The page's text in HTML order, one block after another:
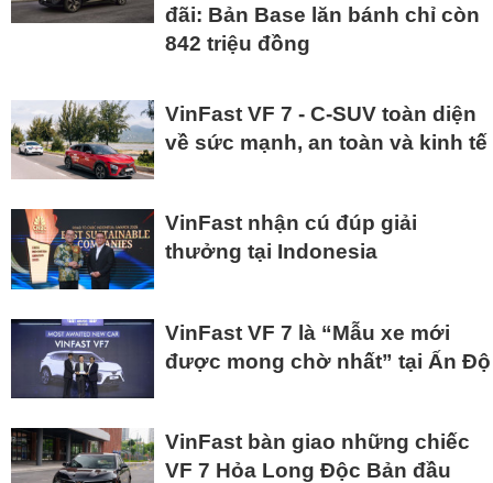
đãi: Bản Base lăn bánh chỉ còn
842 triệu đồng
VinFast VF 7 - C-SUV toàn diện
về sức mạnh, an toàn và kinh tế
VinFast nhận cú đúp giải
thưởng tại Indonesia
VinFast VF 7 là “Mẫu xe mới
được mong chờ nhất” tại Ấn Độ
VinFast bàn giao những chiếc
VF 7 Hỏa Long Độc Bản đầu